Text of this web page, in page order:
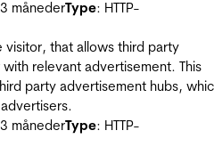
månederType: HTTP-
visitor, that allows third party
relevant advertisement. This
party advertisement hubs,
månederType: HTTP-